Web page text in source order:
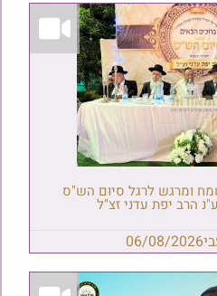
ומרגש לרגל סיום הש"ס
הרב יפת עדני זצ"ל
06/08/2026